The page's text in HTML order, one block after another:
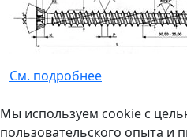
См. подробнее
Мы используем cookie с
пользовательского опыта и